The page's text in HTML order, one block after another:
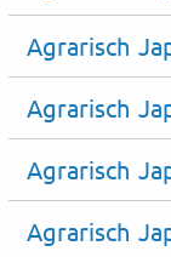
Agrarisch
Agrarisch
Agrarisch
Agrarisch